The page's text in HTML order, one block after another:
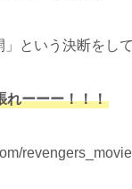
という決断をし
れーーー！！！